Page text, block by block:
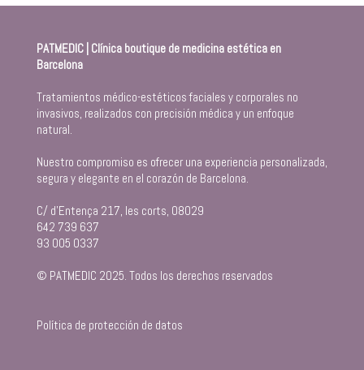
PATMEDIC | Clínica boutique de medicina estética en
Barcelona
Tratamientos médico-estéticos faciales y corporales no
invasivos, realizados con precisión médica y un enfoque
natural.
Nuestro compromiso es ofrecer una experiencia personalizada,
segura y elegante en el corazón de Barcelona.
C/ d’Entença 217, les corts, 08029
642 739 637
93 005 0337
© PATMEDIC 2025. Todos los derechos reservados
Política de protección de datos